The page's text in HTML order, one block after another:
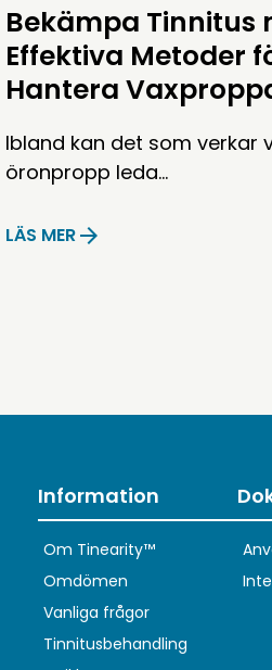
Bekämpa Tinnitus
Effektiva Metoder
Hantera
Ibland kan det som verkar
öronpropp leda…
LÄS MER
Information
Om Tinearity™
Omdömen
Vanliga frågor
Tinnitusbehandling